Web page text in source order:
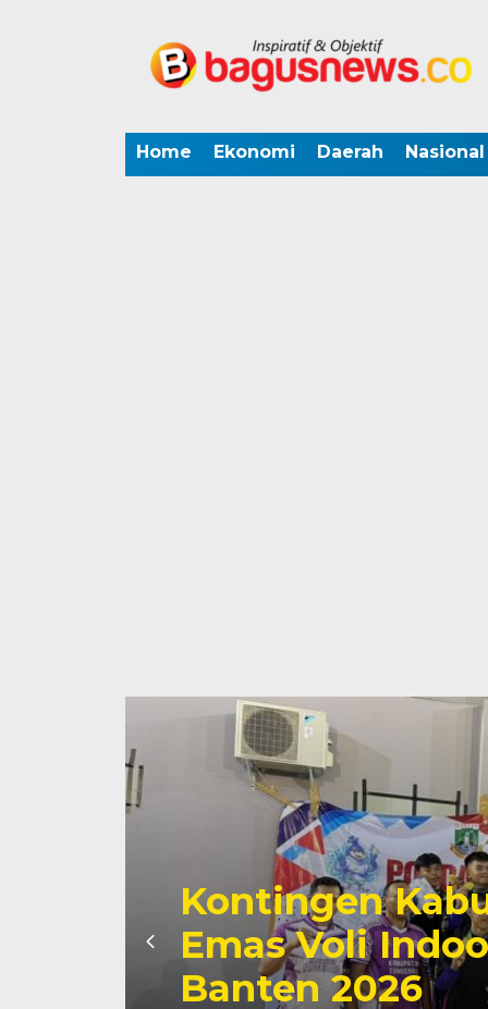
Home Ekonomi Daerah Nasional
Kabupaten Tangerang
Indoor Putera di Popda